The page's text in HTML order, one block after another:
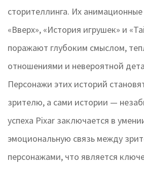
сторителлинга. Их
«Вверх», «История игрушек» и
поражают глубоким смыслом,
отношениями и невероятной
Персонажи этих историй
зрителю, а сами истории —
успеха Pixar заключается в
эмоциональную связь между
персонажами, что является